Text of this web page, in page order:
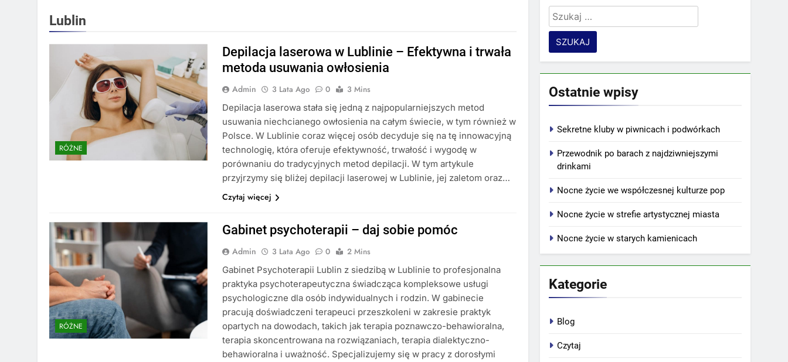
Lublin
RÓŻNE
Depilacja laserowa w Lublinie – Efektywna i trwała
metoda usuwania owłosienia
Admin 3 Lata Ago 0
3 Mins
Depilacja laserowa stała się jedną z najpopularniejszych metod
usuwania niechcianego owłosienia na całym świecie, w tym również w
Polsce. W Lublinie coraz więcej osób decyduje się na tę innowacyjną
technologię, która oferuje efektywność, trwałość i wygodę w
porównaniu do tradycyjnych metod depilacji. W tym artykule
przyjrzymy się bliżej depilacji laserowej w Lublinie, jej zaletom oraz…
Czytaj więcej
RÓŻNE
Gabinet psychoterapii – daj sobie pomóc
Admin 3 Lata Ago 0
2 Mins
Gabinet Psychoterapii Lublin z siedzibą w Lublinie to profesjonalna
praktyka psychoterapeutyczna świadcząca kompleksowe usługi
psychologiczne dla osób indywidualnych i rodzin. W gabinecie
pracują doświadczeni terapeuci przeszkoleni w zakresie praktyk
opartych na dowodach, takich jak terapia poznawczo-behawioralna,
terapia skoncentrowana na rozwiązaniach, terapia dialektyczno-
behawioralna i uważność. Specjalizujemy się w pracy z dorosłymi
Szukaj:
Ostatnie wpisy
Sekretne kluby w piwnicach i podwórkach
Przewodnik po barach z najdziwniejszymi
drinkami
Nocne życie we współczesnej kulturze pop
Nocne życie w strefie artystycznej miasta
Nocne życie w starych kamienicach
Kategorie
Blog
Czytaj